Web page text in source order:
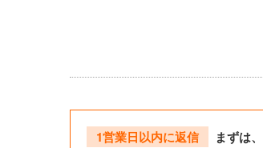
1営業日以内に返信 まずは